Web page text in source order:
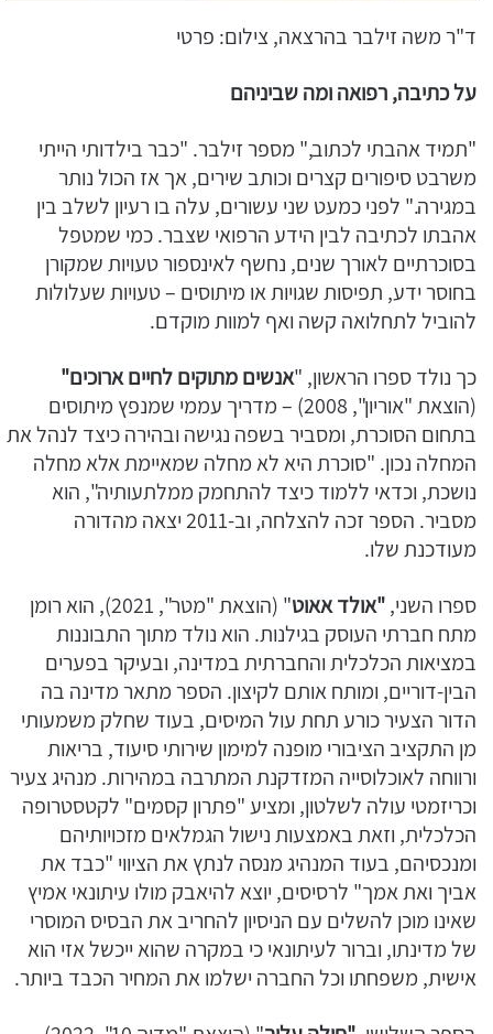
ד"ר משה זילבר בהרצאה, צילום: פרטי
על כתיבה, רפואה ומה שביניהם
"תמיד אהבתי לכתוב," מספר זילבר. "כבר בילדותי הייתי
משרבט סיפורים קצרים וכותב שירים, אך אז הכול נותר
במגירה." לפני כמעט שני עשורים, עלה בו רעיון לשלב בין
אהבתו לכתיבה לבין הידע הרפואי שצבר. כמי שמטפל
בסוכרתיים לאורך שנים, נחשף לאינספור טעויות שמקורן
בחוסר ידע, תפיסות שגויות או מיתוסים – טעויות שעלולות
להוביל לתחלואה קשה ואף למוות מוקדם.
כך נולד ספרו הראשון, "אנשים מתוקים לחיים ארוכים"
(הוצאת "אוריון", 2008) – מדריך עממי שמנפץ מיתוסים
בתחום הסוכרת, ומסביר בשפה נגישה ובהירה כיצד לנהל את
המחלה נכון. "סוכרת היא לא מחלה שמאיימת אלא מחלה
נושכת, וכדאי ללמוד כיצד להתחמק ממלתעותיה", הוא
מסביר. הספר זכה להצלחה, וב-2011 יצאה מהדורה
מעודכנת שלו.
ספרו השני,"אולד אאוט
" (הוצאת "מטר", 2021), הוא רומן
מתח חברתי העוסק בגילנות. הוא נולד מתוך התבוננות
במציאות הכלכלית והחברתית במדינה, ובעיקר בפערים
הבין-דוריים, ומותח אותם לקיצון. הספר מתאר מדינה בה
הדור הצעיר כורע תחת עול המיסים, בעוד שחלק משמעותי
מן התקציב הציבורי מופנה למימון שירותי סיעוד, בריאות
ורווחה לאוכלוסייה המזדקנת המתרבה במהירות. מנהיג צעיר
וכריזמטי עולה לשלטון, ומציע "פתרון קסמים" לקטסטרופה
הכלכלית, וזאת באמצעות נישול הגמלאים מזכויותיהם
ומנכסיהם, בעוד המנהיג מנסה לנתץ את הציווי "כבד את
אביך ואת אמך" לרסיסים, יוצא להיאבק מולו עיתונאי אמיץ
שאינו מוכן להשלים עם הניסיון להחריב את הבסיס המוסרי
של מדינתו, וברור לעיתונאי כי במקרה שהוא ייכשל אזי הוא
אישית, משפחתו וכל החברה ישלמו את המחיר הכבד ביותר.